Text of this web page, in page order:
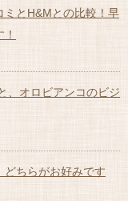
ミとH&Mとの比較！早
、オロビアンコのビジ
どちらがお好みです